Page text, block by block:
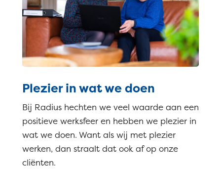
Plezier in wat we doen
Bij Radius hechten we veel waarde aan een
positieve werksfeer en hebben we plezier in
wat we doen. Want als wij met plezier
werken, dan straalt dat ook af op onze
cliënten.